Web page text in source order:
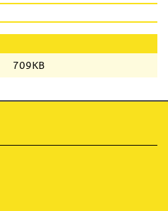
709KB